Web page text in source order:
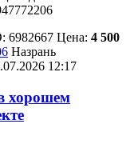
6982667 Цена: 4 500
Назрань
12:17
хорошем